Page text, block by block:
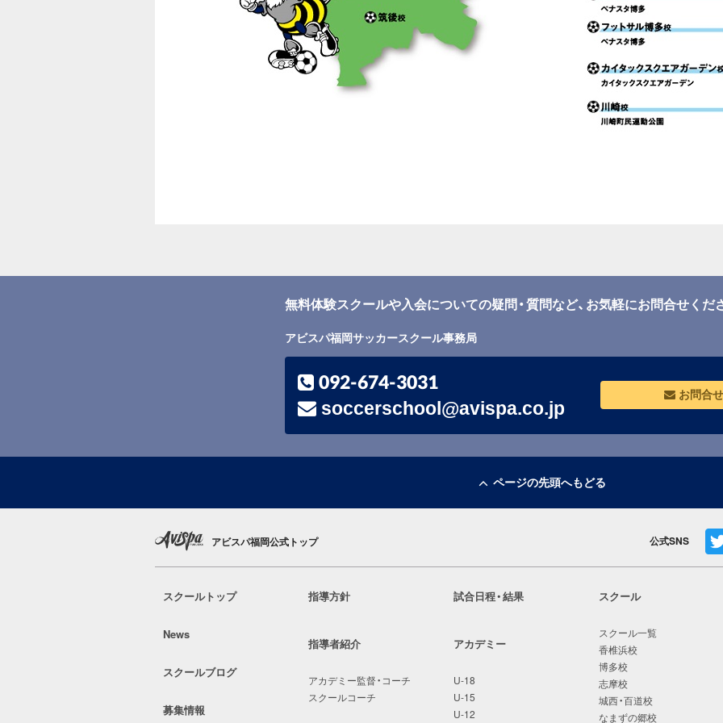
無料体験スクールや入会についての疑問・質問など、お気軽にお問合せくだ
アビスパ福岡サッカースクール事務局
092-674-3031
soccerschool@avispa.co.jp
お問合せ
ページの先頭へもどる
アビスパ福岡公式トップ 公式SNS
スクールトップ
News
スクールブログ
募集情報
指導方針
指導者紹介
アカデミー監督・コーチ
スクールコーチ
試合日程・結果
アカデミー
U-18
U-15
U-12
スクール
スクール一覧
香椎浜校
博多校
志摩校
城西・百道校
なまずの郷校